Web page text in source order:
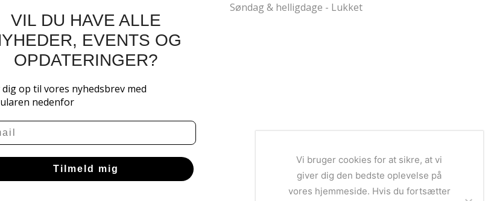
VIL DU HAVE ALLE
EVENTS OG
OPDATERINGER?
dig op til vores nyhedsbrev med
nedenfor
Tilmeld mig
Søndag & helligdage - Lukket
Vi bruger cookies for at sikre, at vi
giver dig den bedste oplevelse på
vores hjemmeside. Hvis du fortsætter